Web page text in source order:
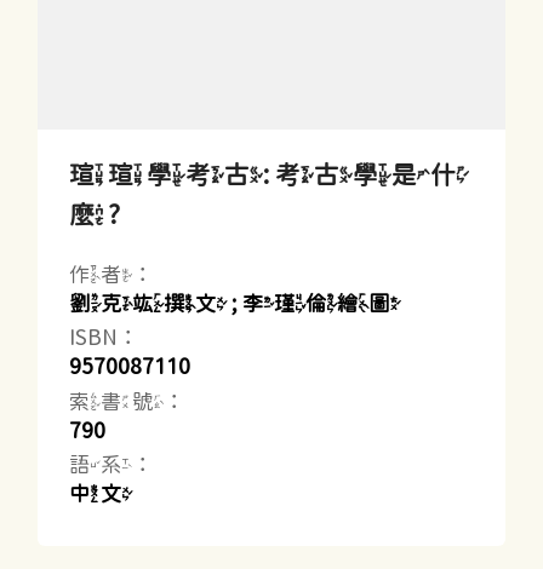
瑄瑄學考古: 考古學是什
麼?
作者：
劉克竑撰文 ; 李瑾倫繪圖
ISBN：
9570087110
索書號：
790
語系：
中文